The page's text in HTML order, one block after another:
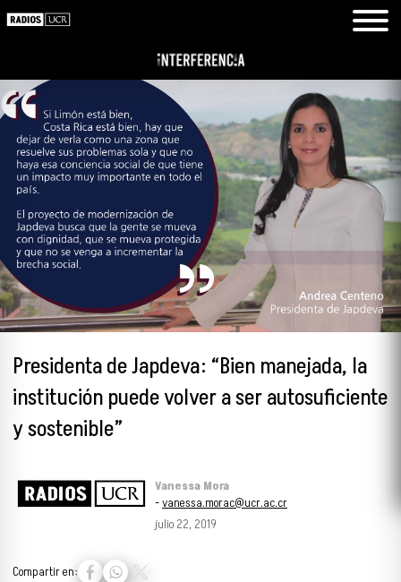
Presidenta de Japdeva: “Bien manejada, la
institución puede volver a ser autosuficiente
y sostenible”
Vanessa Mora
-vanessa.morac@ucr.ac.cr
julio 22, 2019
Compartir en: